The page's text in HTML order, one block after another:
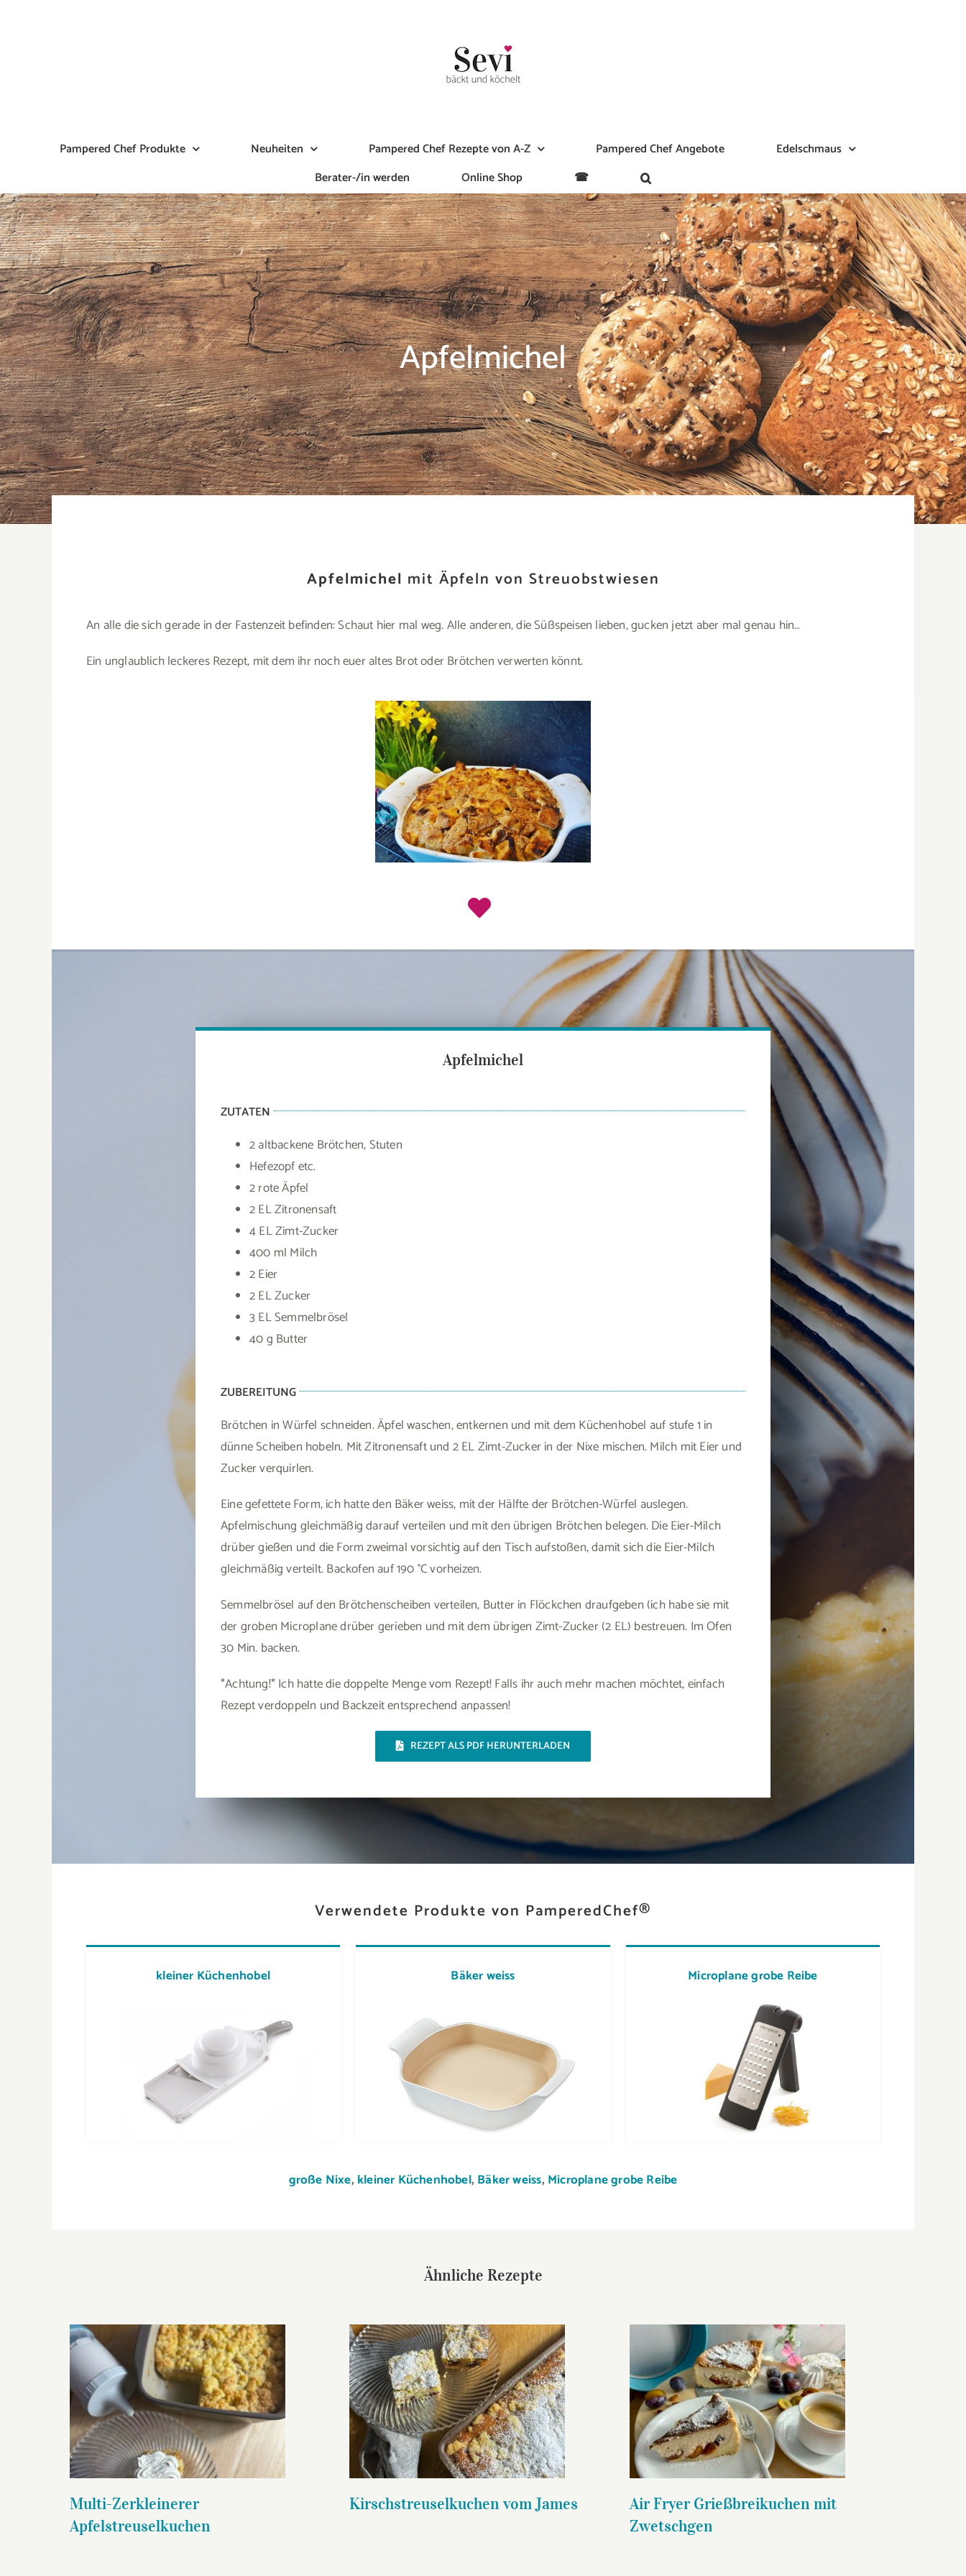
Pampered Chef Produkte Neuheiten Pampered Chef Rezepte von A-Z Pampered Chef Angebote
Edelschmaus
Berater-/in werden
Online Shop ☎
Apfelmichel
Apfelmichel mit Äpfeln von Streuobstwiesen
An alle die sich gerade in der Fastenzeit befinden: Schaut hier mal weg. Alle anderen, die Süßspeisen lieben, gucken jetzt aber mal genau hin…
Ein unglaublich leckeres Rezept, mit dem ihr noch euer altes Brot oder Brötchen verwerten könnt.
Apfelmichel
ZUTATEN
2 altbackene Brötchen, Stuten
Hefezopf etc.
2 rote Äpfel
2 EL Zitronensaft
4 EL Zimt-Zucker
400 ml Milch
2 Eier
2 EL Zucker
3 EL Semmelbrösel
40 g Butter
ZUBEREITUNG
Brötchen in Würfel schneiden. Äpfel waschen, entkernen und mit dem Küchenhobel auf stufe 1 in
dünne Scheiben hobeln. Mit Zitronensaft und 2 EL Zimt-Zucker in der Nixe mischen. Milch mit Eier und
Zucker verquirlen.
Eine gefettete Form, ich hatte den Bäker weiss, mit der Hälfte der Brötchen-Würfel auslegen.
Apfelmischung gleichmäßig darauf verteilen und mit den übrigen Brötchen belegen. Die Eier-Milch
drüber gießen und die Form zweimal vorsichtig auf den Tisch aufstoßen, damit sich die Eier-Milch
gleichmäßig verteilt. Backofen auf 190 °C vorheizen.
Semmelbrösel auf den Brötchenscheiben verteilen, Butter in Flöckchen draufgeben (ich habe sie mit
der groben Microplane drüber gerieben und mit dem übrigen Zimt-Zucker (2 EL) bestreuen. Im Ofen
30 Min. backen.
*Achtung!* Ich hatte die doppelte Menge vom Rezept! Falls ihr auch mehr machen möchtet, einfach
Rezept verdoppeln und Backzeit entsprechend anpassen!
REZEPT ALS PDF HERUNTERLADEN
Verwendete Produkte von PamperedChef®
kleiner Küchenhobel Bäker weiss Microplane grobe Reibe
große Nixe, kleiner Küchenhobel, Bäker weiss, Microplane grobe Reibe
Ähnliche Rezepte
Multi-Zerkleinerer
Apfelstreuselkuchen
Multi-Zerkleinerer
Apfelstreuselkuchen
Kirschstreuselkuchen vom
James
Kirschstreuselkuchen vom James
Air Fryer Grießbreikuchen mit
Zwetschgen
Air Fryer Grießbreikuchen mit
Zwetschgen